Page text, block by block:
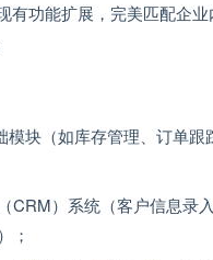
有功能扩展，完美匹配企
模块（如库存管理、订单跟
CRM）系统（客户信息录
；